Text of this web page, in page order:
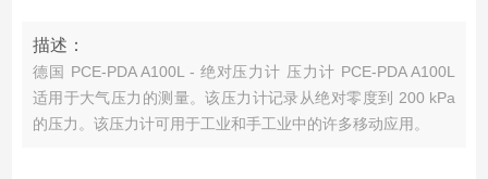
描述：
德国 PCE-PDA A100L - 绝对压力计 压力计 PCE-PDA A100L
适用于大气压力的测量。该压力计记录从绝对零度到 200 kPa
的压力。该压力计可用于工业和手工业中的许多移动应用。